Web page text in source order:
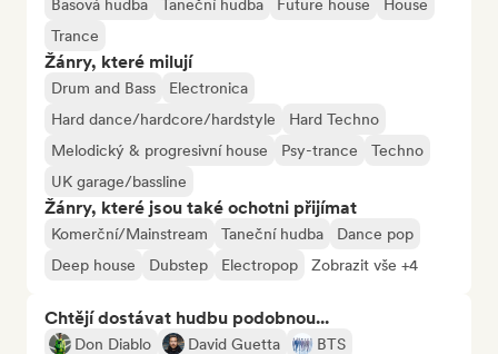
Basová hudba Taneční hudba Future house
House
Trance
Žánry, které milují
Drum and Bass
Electronica
Hard dance/hardcore/hardstyle
Hard Techno
Melodický & progresivní house
Psy-trance
Techno
UK garage/bassline
Žánry, které jsou také ochotni přijímat
Komerční/Mainstream Taneční hudba
Dance pop
Deep house
Dubstep Electropop Zobrazit vše +4
Chtějí dostávat hudbu podobnou...
Don Diablo David Guetta
BTS